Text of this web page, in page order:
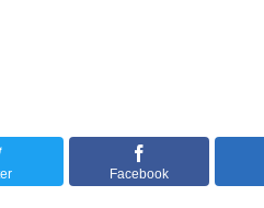
Facebook